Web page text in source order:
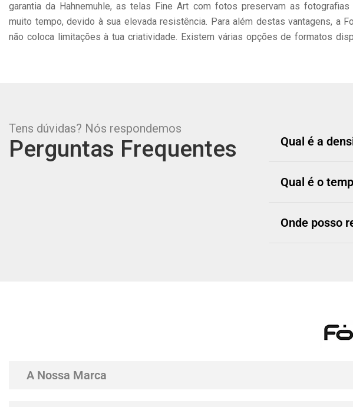
garantia da Hahnemuhle, as telas Fine Art com fotos preservam as fotografias
muito tempo, devido à sua elevada resistência. Para além destas vantagens, a
não coloca limitações à tua criatividade. Existem várias opções de formatos
da sua vida como casamentos, batizados, dia da mãe, pai e avós ou para relembrar
Tens dúvidas? Nós respondemos
Perguntas Frequentes Qual é a
Qual é o
Onde posso
A Nossa Marca